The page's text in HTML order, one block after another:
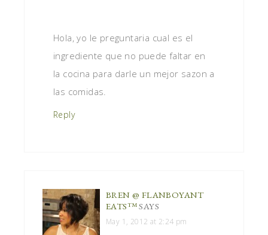
Hola, yo le preguntaria cual es el
ingrediente que no puede faltar en
la cocina para darle un mejor sazon a
las comidas.
Reply
BREN @ FLANBOYANT
EATS™SAYS
May 1, 2012 at 2:24 pm